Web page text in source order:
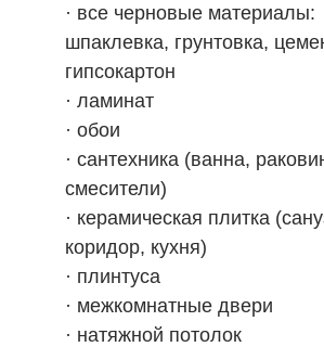
· все черновые материалы:
шпаклевка, грунтовка,
гипсокартон
· ламинат
· обои
· сантехника (ванна,
смесители)
· керамическая плитка
коридор, кухня)
· плинтуса
· межкомнатные двери
· натяжной потолок